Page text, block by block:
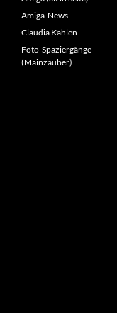
Amiga-News
Claudia Kahlen
Foto-Spaziergänge
(Mainzauber)